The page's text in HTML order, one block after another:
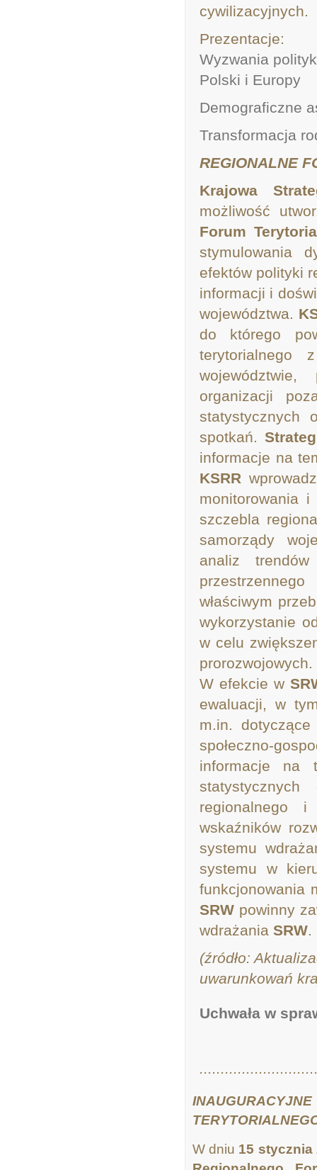
cywilizacyjnych.
Prezentacje:
Wyzwania
Polski i Europy
Demograficzne
Transformacja
REGIONALNE
Krajowa
możliwość
Forum
stymulowania
efektów polityki
informacji i
województwa.
do którego
terytorialnego
województwie,
organizacji
statystycznych
spotkań.
informacje na
KSRR
monitorowania
szczebla
samorządy
analiz
właściwym
wykorzystanie
w celu
prorozwojowych.
W efekcie w
ewaluacji, w
m.in.
społeczno-
informacje na
regionalnego
wskaźników
systemu
systemu w
funkcjonowania
SRW powinny
wdrażania SRW.
(źródło:
uwarunkowań
Uchwała w
W dniu 15 stycznia